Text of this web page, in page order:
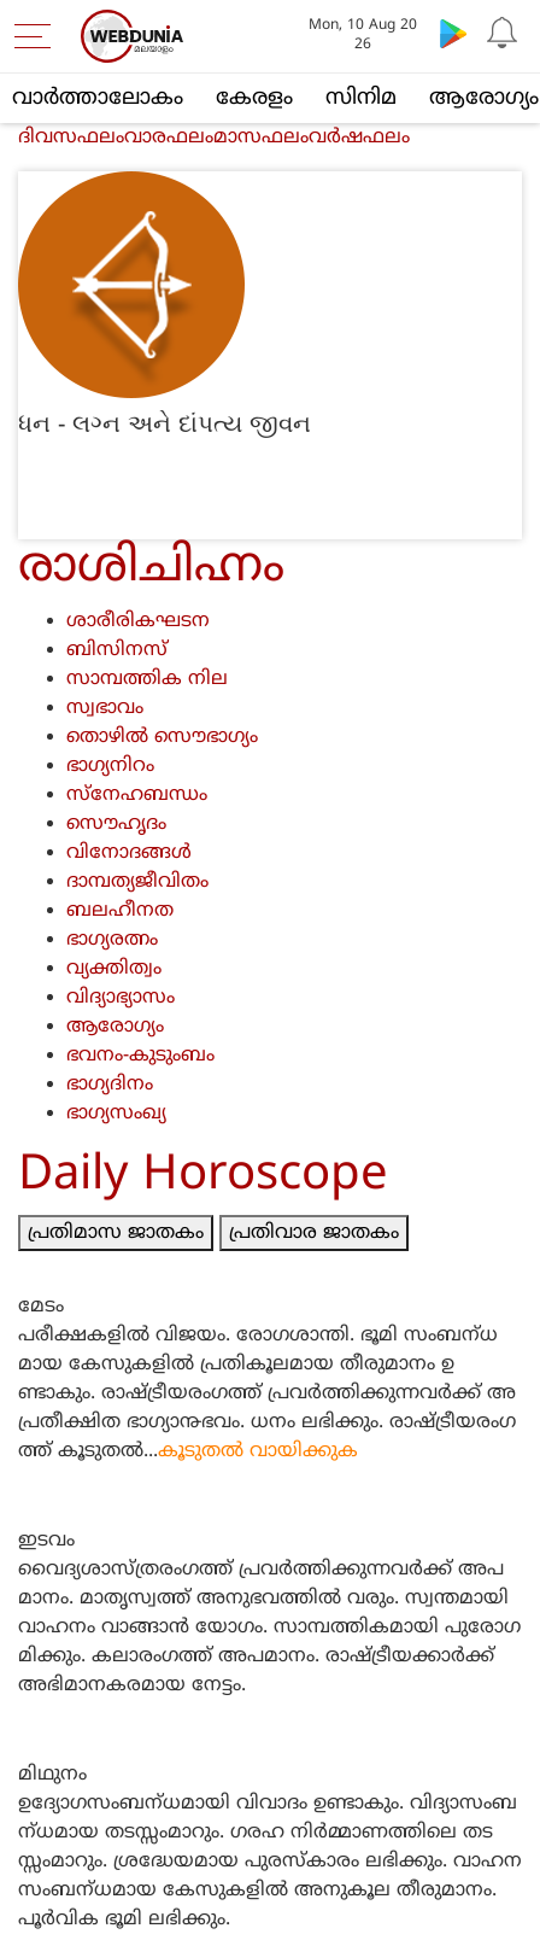
വാര്‍ത്താലോകം കേരളം സിനിമ ആരോഗ്യം
Mon, 10 Aug 20
26
ദിവസഫലംവാരഫലംമാസഫലംവര്‍ഷഫലം
ધન - લગ્‍ન અને દાંપત્ય જીવન
രാശിചിഹ്നം
ശാരീരികഘടന
ബിസിനസ്
സാമ്പത്തിക നില
സ്വഭാവം
തൊഴില്‍ സൌഭാഗ്യം
ഭാഗ്യനിറം
സ്നേഹബന്ധം
സൌഹൃദം
വിനോദങ്ങള്‍
ദാമ്പത്യജീവിതം
ബലഹീനത
ഭാഗ്യരത്നം
വ്യക്തിത്വം
വിദ്യാഭ്യാസം
ആരോഗ്യം
ഭവനം-കുടുംബം
ഭാഗ്യദിനം
ഭാഗ്യസംഖ്യ
Daily Horoscope
പ്രതിമാസ ജാതകം പ്രതിവാര ജാതകം
മേടം
പരീക്ഷകളില്‍ വിജയം. രോഗശാന്തി. ഭൂമി സംബന്‌ധ
മായ കേസുകളില്‍ പ്രതികൂലമായ തീരുമാനം ഉ
ണ്ടാകും. രാഷ്‌ട്രീയരംഗത്ത്‌ പ്രവര്‍ത്തിക്കുന്നവര്‍ക്ക്‌ അ
പ്രതീക്ഷിത ഭാഗ്യാ൹ഭവം. ധനം ലഭിക്കും. രാഷ്‌ട്രീയരംഗ
ത്ത്‌ കൂടുതല്‍...കൂടുതല്‍ വായിക്കുക
ഇടവം
വൈദ്യശാസ്‌ത്രരംഗത്ത്‌ പ്രവര്‍ത്തിക്കുന്നവര്‍ക്ക്‌ അപ
മാനം. മാതൃസ്വത്ത്‌ അനുഭവത്തില്‍ വരും. സ്വന്തമായി
വാഹനം വാങ്ങാന്‍ യോഗം. സാമ്പത്തികമായി പുരോഗ
മിക്കും. കലാരംഗത്ത്‌ അപമാനം. രാഷ്‌ട്രീയക്കാര്‍ക്ക്‌
അഭിമാനകരമായ നേട്ടം.
മിഥുനം
ഉദ്യോഗസംബന്‌ധമായി വിവാദം ഉണ്ടാകും. വിദ്യാസംബ
ന്‌ധമായ തടസ്സംമാറും. ഗരഹ നിര്‍മ്മാണത്തിലെ തട
സ്സംമാറും. ശ്രദ്ധേയമായ പുരസ്കാരം ലഭിക്കും. വാഹന
സംബന്‌ധമായ കേസുകളില്‍ അനുകൂല തീരുമാനം.
പൂര്‍വിക ഭൂമി ലഭിക്കും.